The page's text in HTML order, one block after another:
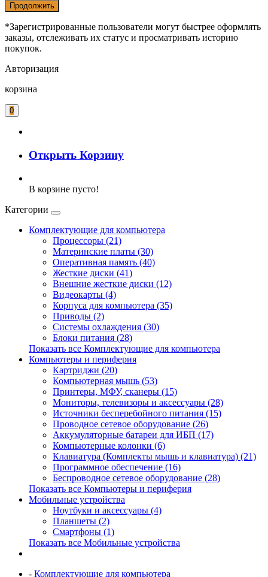
Продолжить
*Зарегистрированные пользователи могут быстрее оформлять
заказы, отслеживать их статус и просматривать историю
покупок.
Авторизация
корзина
0
Открыть Корзину
В корзине пусто!
Категории
Комплектующие для компьютера
Процессоры (21)
Материнские платы (30)
Оперативная память (40)
Жесткие диски (41)
Внешние жесткие диски (12)
Видеокарты (4)
Корпуса для компьютера (35)
Приводы (2)
Системы охлаждения (30)
Блоки питания (28)
Показать все Комплектующие для компьютера
Компьютеры и периферия
Картриджи (20)
Компьютерная мышь (53)
Принтеры, МФУ, сканеры (15)
Мониторы, телевизоры и аксессуары (28)
Источники бесперебойного питания (15)
Проводное сетевое оборудование (26)
Аккумуляторные батареи для ИБП (17)
Компьютерные колонки (6)
Клавиатура (Комплекты мышь и клавиатура) (21)
Программное обеспечение (16)
Беспроводное сетевое оборудование (28)
Показать все Компьютеры и периферия
Мобильные устройства
Ноутбуки и аксессуары (4)
Планшеты (2)
Смартфоны (1)
Показать все Мобильные устройства
- Комплектующие для компьютера